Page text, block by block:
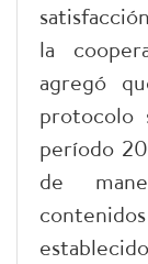
la
agregó
protocolo
período
de